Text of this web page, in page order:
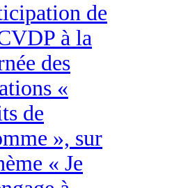
de
à la
des
«
de
», sur
« Je